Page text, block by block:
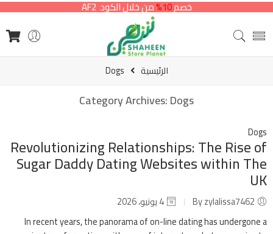
خصم10% من خلال الكود AF2
الرئيسية Dogs
Category Archives:Dogs
Dogs
Revolutionizing Relationships: The Rise of
Sugar Daddy Dating Websites within The
UK
In recent years, the panorama of on-line dating has undergone a